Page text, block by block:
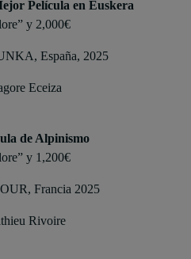
Película en Euskera
y 2,000€
España, 2025
Eceiza
de Alpinismo
y 1,200€
Francia 2025
Rivoire